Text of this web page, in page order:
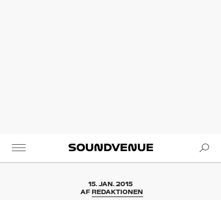
Soundvenue
15. JAN. 2015
AF REDAKTIONEN